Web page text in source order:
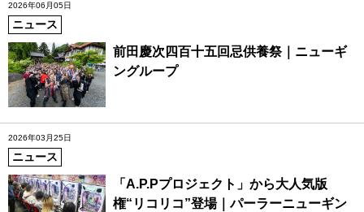
2026年06月05日
ニュース
前田慶次四百十五回忌供養祭｜ニューギ
ングループ
2026年03月25日
ニュース
「A.P.Pプロジェクト」から大人気版
権“リコリコ”登場｜パーラーニューギン